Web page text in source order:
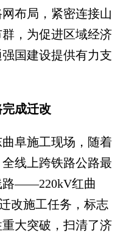
布局，紧密连接山
，为促进区域经济
国建设提供有力支
成迁改
阜施工现场，随着
线上跨铁路公路最
路——220kV红曲
改施工任务，标志
大突破，扫清了济